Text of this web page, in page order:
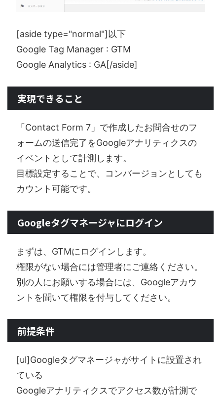
[aside type="normal"]以下
Google Tag Manager : GTM
Google Analytics : GA[/aside]
実現できること
「Contact Form 7」で作成したお問合せのフ
ォームの送信完了をGoogleアナリティクスの
イベントとして計測します。
目標設定することで、コンバージョンとしても
カウント可能です。
Googleタグマネージャにログイン
まずは、GTMにログインします。
権限がない場合には管理者にご連絡ください。
別の人にお願いする場合には、Googleアカウ
ントを聞いて権限を付与してください。
前提条件
[ul]Googleタグマネージャがサイトに設置され
ている
Googleアナリティクスでアクセス数が計測で